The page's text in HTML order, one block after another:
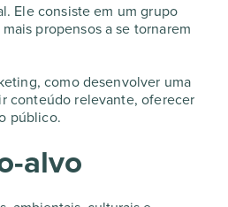
Ele consiste em um grupo
propensos a se tornarem
como desenvolver uma
conteúdo relevante, oferecer
público.
alvo